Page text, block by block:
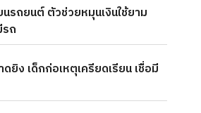
นรถยนต์ ตัวช่วยหมุนเงินใช้ยาม
ถ
ยิง เด็กก่อเหตุเครียดเรียน เชื่อมี